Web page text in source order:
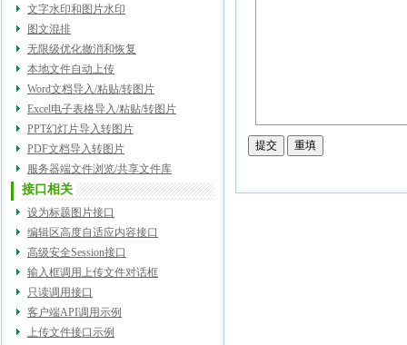
文字水印和图片水印
图文混排
无限级优化撤消和恢复
本地文件自动上传
Word文档导入/粘贴/转图片
Excel电子表格导入/粘贴/转图片
PPT幻灯片导入转图片
PDF文档导入转图片
服务器端文件浏览/共享文件库
接口相关
设为标题图片接口
编辑区高度自适应内容接口
高级安全Session接口
输入框调用上传文件对话框
只读调用接口
客户端API调用示例
上传文件接口示例